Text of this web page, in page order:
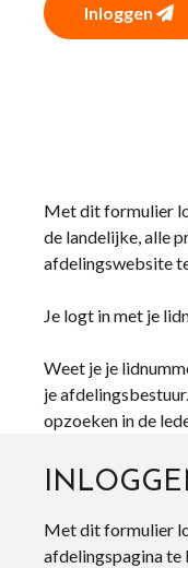
Inloggen
Met dit formulier
de landelijke, alle
afdelingswebsite
Je logt in met je
Weet je je
je
opzoeken in de
Met dit formulier
afdelingspagina te